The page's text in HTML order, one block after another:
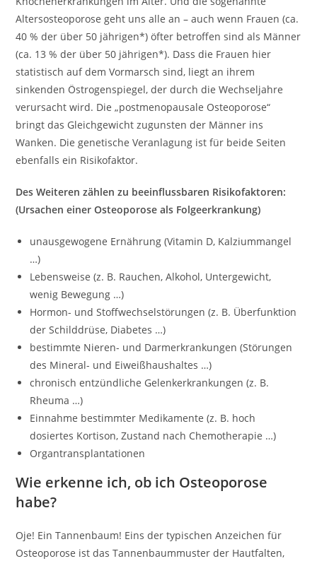
Altersosteoporose geht uns alle an – auch wenn Frauen (ca.
40 % der über 50 jährigen*) öfter betroffen sind als Männer
(ca. 13 % der über 50 jährigen*). Dass die Frauen hier
statistisch auf dem Vormarsch sind, liegt an ihrem
sinkenden Östrogenspiegel, der durch die Wechseljahre
verursacht wird. Die „postmenopausale Osteoporose“
bringt das Gleichgewicht zugunsten der Männer ins
Wanken. Die genetische Veranlagung ist für beide Seiten
ebenfalls ein Risikofaktor.
Des Weiteren zählen zu beeinflussbaren Risikofaktoren:
(Ursachen einer Osteoporose als Folgeerkrankung)
unausgewogene Ernährung (Vitamin D, Kalziummangel
…)
Lebensweise (z. B. Rauchen, Alkohol, Untergewicht,
wenig Bewegung …)
Hormon- und Stoffwechselstörungen (z. B. Überfunktion
der Schilddrüse, Diabetes …)
bestimmte Nieren- und Darmerkrankungen (Störungen
des Mineral- und Eiweißhaushaltes …)
chronisch entzündliche Gelenkerkrankungen (z. B.
Rheuma …)
Einnahme bestimmter Medikamente (z. B. hoch
dosiertes Kortison, Zustand nach Chemotherapie …)
Organtransplantationen
Wie erkenne ich, ob ich Osteoporose
habe?
Oje! Ein Tannenbaum! Eins der typischen Anzeichen für
Osteoporose ist das Tannenbaummuster der Hautfalten,